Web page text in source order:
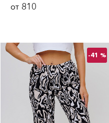
от810
-41 %